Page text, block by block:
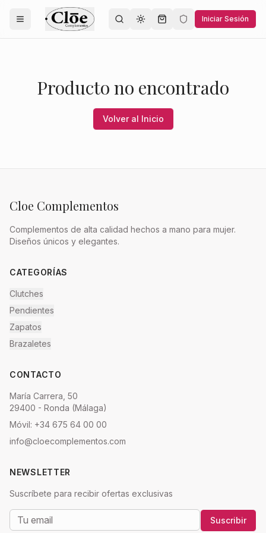
Toggle theme Iniciar Sesión
Producto no encontrado
Volver al Inicio
Cloe Complementos
Complementos de alta calidad hechos a mano para mujer.
Diseños únicos y elegantes.
CATEGORÍAS
Clutches
Pendientes
Zapatos
Brazaletes
CONTACTO
María Carrera, 50
29400 - Ronda (Málaga)
Móvil: +34 675 64 00 00
info@cloecomplementos.com
NEWSLETTER
Suscríbete para recibir ofertas exclusivas
Suscribir